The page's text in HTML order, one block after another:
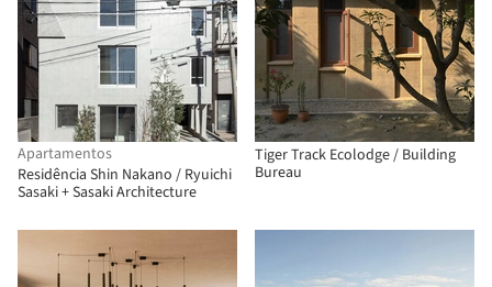
Apartamentos
Residência Shin Nakano / Ryuichi
Sasaki + Sasaki Architecture
Tiger Track Ecolodge / Building
Bureau